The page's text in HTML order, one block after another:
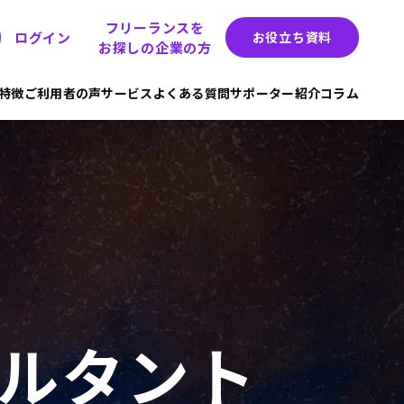
ログイン
フリーランスを
お探しの企業の方
お役立ち資料
徴ご利用者の声サービスよくある質問サポーター紹介コラム
タント